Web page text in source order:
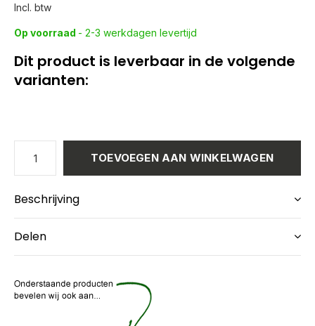
Incl. btw
Op voorraad - 2-3 werkdagen levertijd
Dit product is leverbaar in de volgende
varianten:
TOEVOEGEN AAN WINKELWAGEN
Beschrijving
Delen